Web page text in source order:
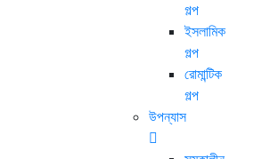
গল্প
ইসলামিক
গল্প
রোমান্টিক
গল্প
উপন্যাস